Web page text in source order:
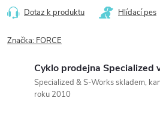
Dotaz k produktu Hlídací pes
Značka: FORCE
Cyklo prodejna Specialized
Specialized & S-Works skladem,
roku 2010